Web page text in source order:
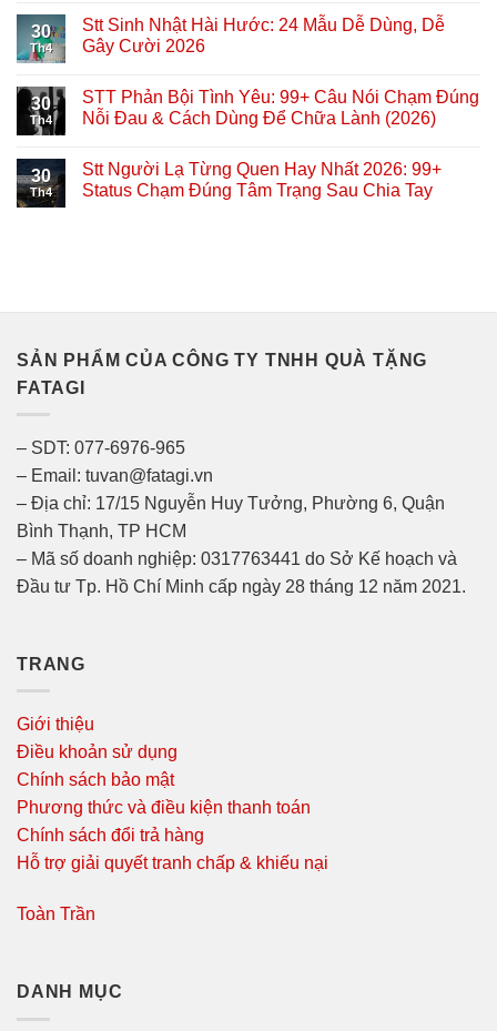
30
Th4
Stt Sinh Nhật Hài Hước: 24 Mẫu Dễ Dùng, Dễ
Gây Cười 2026
30
Th4
STT Phản Bội Tình Yêu: 99+ Câu Nói Chạm Đúng
Nỗi Đau & Cách Dùng Để Chữa Lành (2026)
30
Th4
Stt Người Lạ Từng Quen Hay Nhất 2026: 99+
Status Chạm Đúng Tâm Trạng Sau Chia Tay
SẢN PHẨM CỦA CÔNG TY TNHH QUÀ TẶNG
FATAGI
– SDT: 077-6976-965
– Email: tuvan@fatagi.vn
– Địa chỉ: 17/15 Nguyễn Huy Tưởng, Phường 6, Quận
Bình Thạnh, TP HCM
– Mã số doanh nghiệp: 0317763441 do Sở Kế hoạch và
Đầu tư Tp. Hồ Chí Minh cấp ngày 28 tháng 12 năm 2021.
TRANG
Giới thiệu
Điều khoản sử dụng
Chính sách bảo mật
Phương thức và điều kiện thanh toán
Chính sách đổi trả hàng
Hỗ trợ giải quyết tranh chấp & khiếu nại
Toàn Trần
DANH MỤC